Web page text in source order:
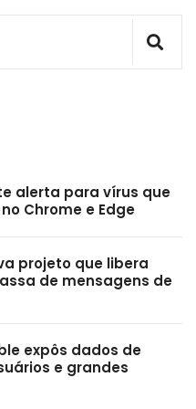
alerta para vírus que
Chrome e Edge
projeto que libera
de mensagens de
expôs dados de
e grandes